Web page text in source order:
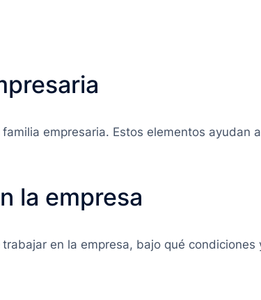
empresaria. Estos elementos ayudan
la empresa
en la empresa, bajo qué condiciones